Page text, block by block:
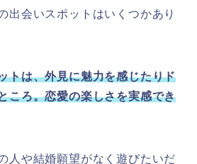
出会いスポットはいくつかあり
トは、外見に魅力を感じたりド
ころ。恋愛の楽しさを実感でき
人や結婚願望がなく遊びたいだ